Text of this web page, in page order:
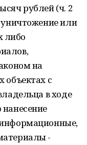
рублей (ч. 2
или
либо
на
объектах с
в ходе
-